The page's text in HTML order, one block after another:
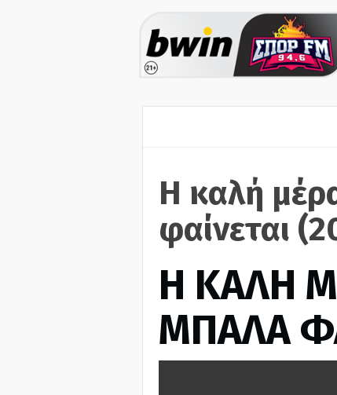
Η καλή
φαίνεται
H ΚΑΛΗ
ΜΠΑΛΑ